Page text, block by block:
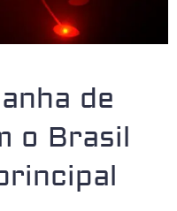
de
o Brasil